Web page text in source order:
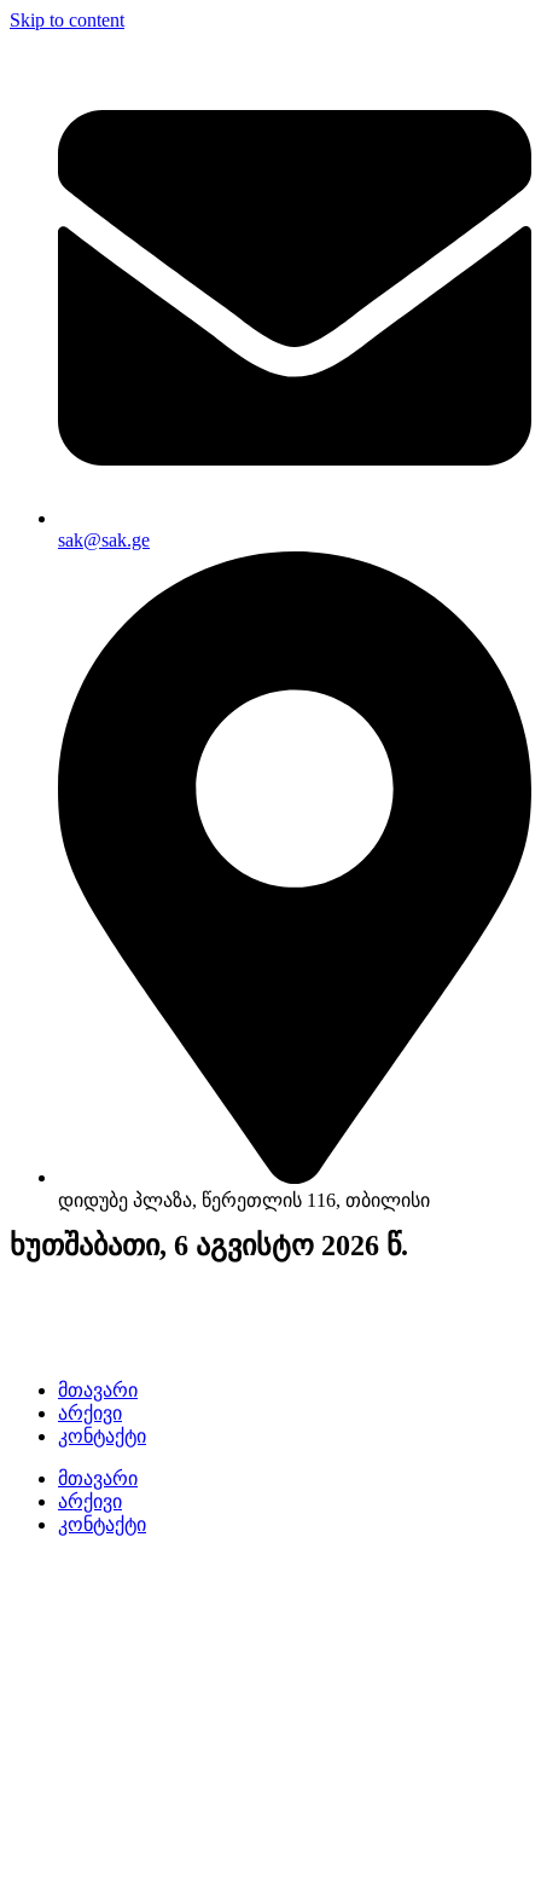
Skip to content
sak@sak.ge
დიდუბე პლაზა, წერეთლის 116, თბილისი
ხუთშაბათი, 6 აგვისტო 2026 წ.
მთავარი
არქივი
კონტაქტი
მთავარი
არქივი
კონტაქტი